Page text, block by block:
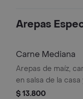
Arepas
Carne Mediana
Arepas de maíz,
en salsa de la casa
mozzarella
$ 13.800